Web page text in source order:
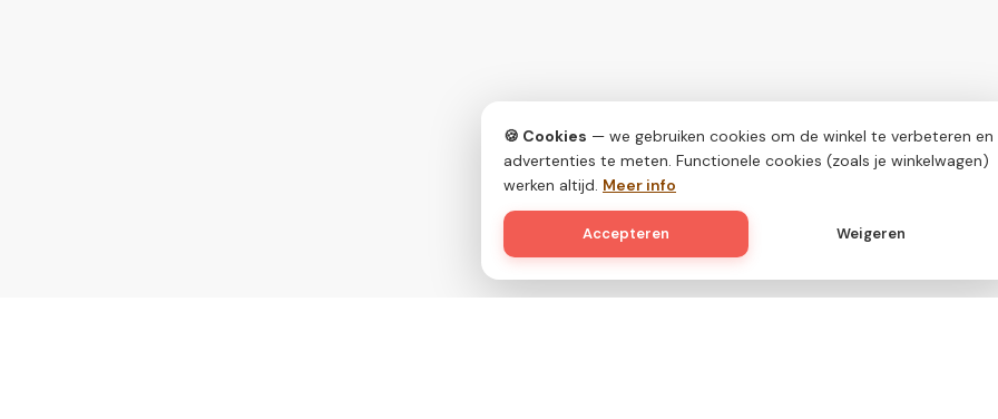
🍪 Cookies — we gebruiken cookies om de winkel te verbeteren en
advertenties te meten. Functionele cookies (zoals je winkelwagen)
werken altijd. Meer info
Accepteren Weigeren